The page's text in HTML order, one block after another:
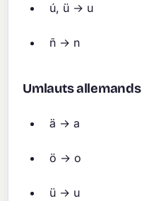
ú, ü → u
ñ → n
Umlauts allemands
ä → a
ö → o
ü → u